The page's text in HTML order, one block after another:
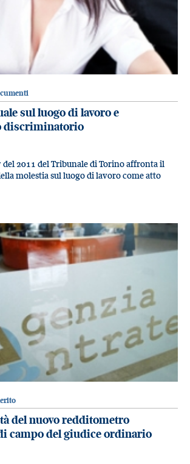
sul luogo di lavoro e
discriminatorio
del 2011 del Tribunale di Torino affronta il
molestia sul luogo di lavoro come atto
del nuovo redditometro
campo del giudice ordinario